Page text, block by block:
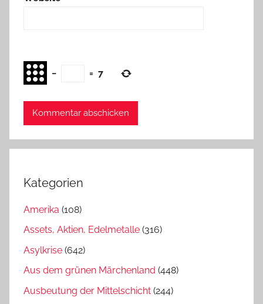
− = 7
Kategorien
Amerika (108)
Assets, Aktien, Edelmetalle (316)
Asylkrise (642)
Aus dem grünen Märchenland (448)
Ausbeutung der Mittelschicht (244)